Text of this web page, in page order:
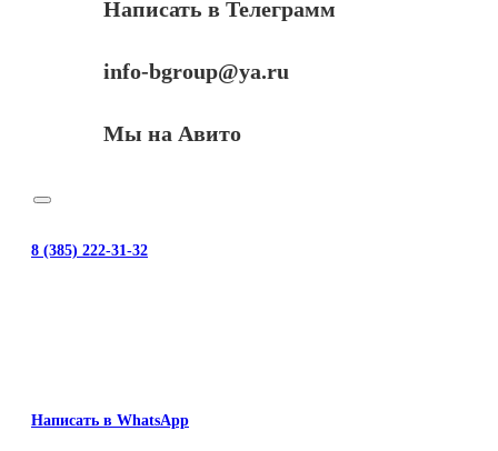
Написать в Телеграмм
info-bgroup@ya.ru
Мы на Авито
8 (385) 222-31-32
Написать в WhatsApp